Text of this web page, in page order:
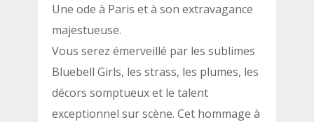
Une ode à Paris et à son extravagance
majestueuse.
Vous serez émerveillé par les sublimes
Bluebell Girls, les strass, les plumes, les
décors somptueux et le talent
exceptionnel sur scène. Cet hommage à